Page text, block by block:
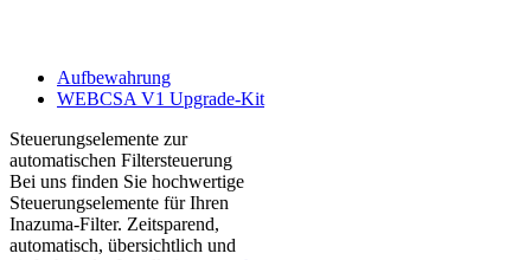
Aufbewahrung
WEBCSA V1 Upgrade-Kit
Steuerungselemente zur
automatischen Filtersteuerung
Bei uns finden Sie hochwertige
Steuerungselemente für Ihren
Inazuma-Filter. Zeitsparend,
automatisch, übersichtlich und